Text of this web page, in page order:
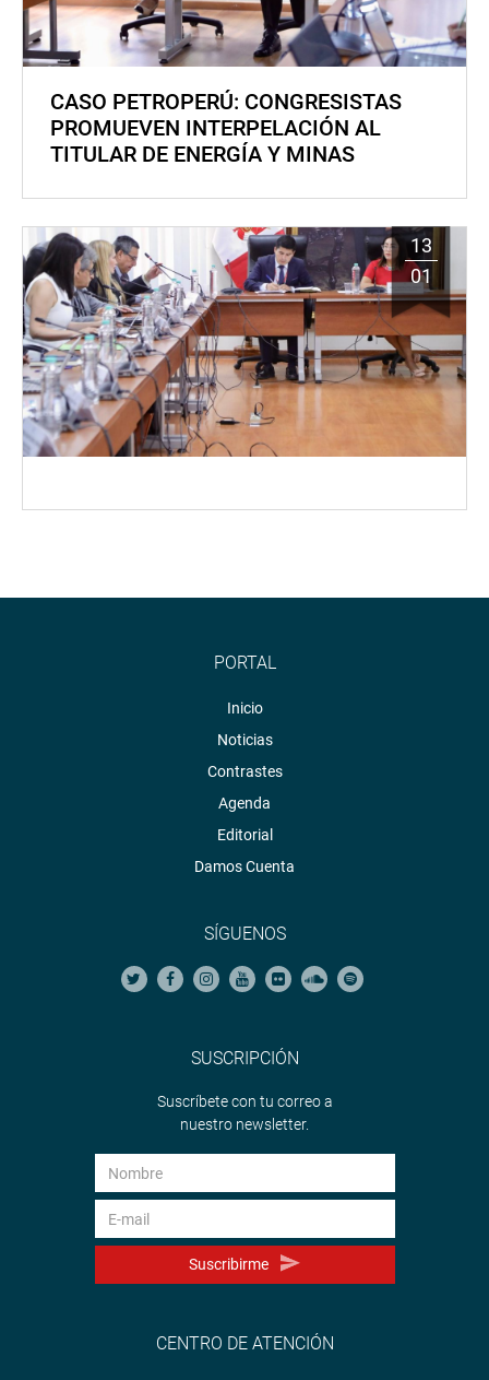
CASO PETROPERÚ: CONGRESISTAS
PROMUEVEN INTERPELACIÓN AL
TITULAR DE ENERGÍA Y MINAS
13
01
PORTAL
Inicio
Noticias
Contrastes
Agenda
Editorial
Damos Cuenta
SÍGUENOS
SUSCRIPCIÓN
Suscríbete con tu correo a
nuestro newsletter.
Suscribirme
CENTRO DE ATENCIÓN